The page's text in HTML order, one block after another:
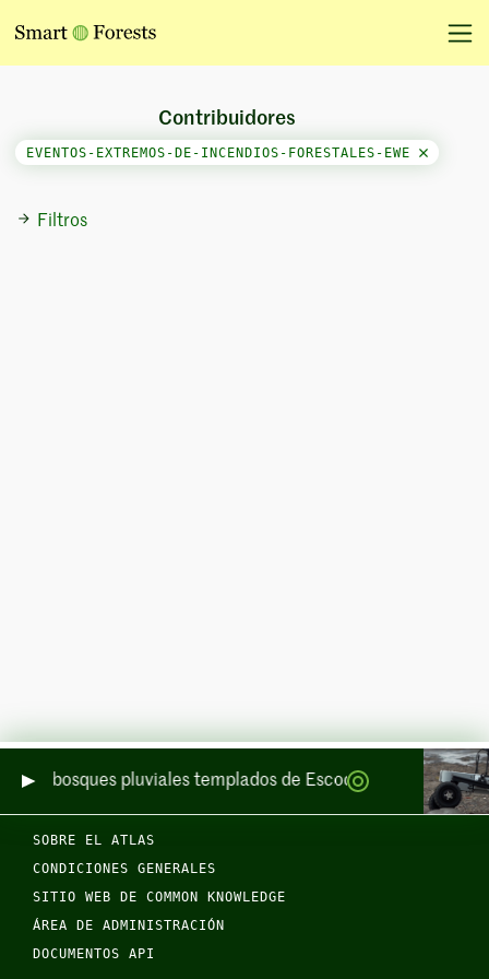
Filtros
Contribuidores
EVENTOS-EXTREMOS-DE-INCENDIOS-FORESTALES-EWE
los bosques pluviales templados de Escocia por mar y por
SOBRE EL ATLAS
CONDICIONES GENERALES
SITIO WEB DE COMMON KNOWLEDGE
ÁREA DE ADMINISTRACIÓN
DOCUMENTOS API